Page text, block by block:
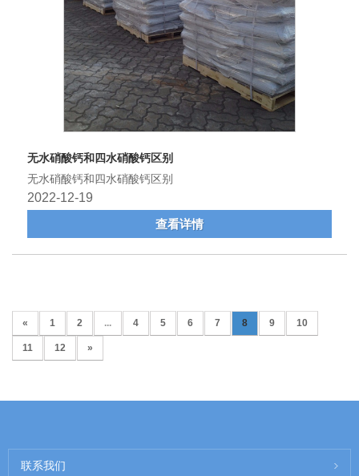
无水硝酸钙和四水硝酸钙区别
无水硝酸钙和四水硝酸钙区别
2022-12-19
查看详情
« 1 2 ... 4 5 6 7 8 9 10
11 12 »
联系我们